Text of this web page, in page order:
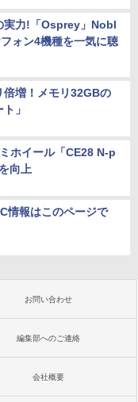
実力!「Osprey」Nobl
ォン4機種を一気に聴
倍増！メモリ32GBの
」
ホイール「CE28 N-p
向上
情報はこのページで
お問い合わせ
編集部へのご連絡
会社概要